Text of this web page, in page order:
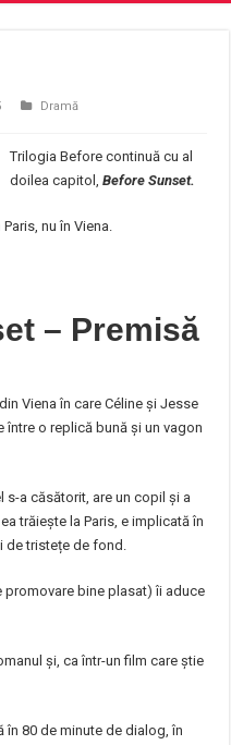
Dramă
Trilogia Before continuă cu al
doilea capitol,Before Sunset.
nu în Viena.
– Premisă
Viena în care Céline și Jesse
o replică bună și un vagon
s-a căsătorit, are un copil și a
trăiește la Paris, e implicată în
de tristețe de fond.
promovare bine plasat) îi aduce
și, ca într-un film care știe
80 de minute de dialog, în